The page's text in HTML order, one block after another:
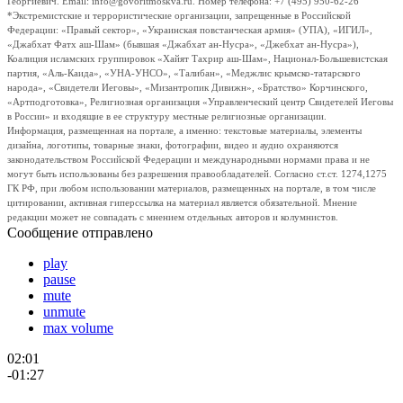
*Экстремистские и террористические организации, запрещенные в Российской
Федерации: «Правый сектор», «Украинская повстанческая армия» (УПА), «ИГИЛ»,
«Джабхат Фатх аш-Шам» (бывшая «Джабхат ан-Нусра», «Джебхат ан-Нусра»),
Коалиция исламских группировок «Хайят Тахрир аш-Шам», Национал-Большевистская
партия, «Аль-Каида», «УНА-УНСО», «Талибан», «Меджлис крымско-татарского
народа», «Свидетели Иеговы», «Мизантропик Дивижн», «Братство» Корчинского,
«Артподготовка», Религиозная организация «Управленческий центр Свидетелей Иеговы
в России» и входящие в ее структуру местные религиозные организации.
Информация, размещенная на портале, а именно: текстовые материалы, элементы
дизайна, логотипы, товарные знаки, фотографии, видео и аудио охраняются
законодательством Российской Федерации и международными нормами права и не
могут быть использованы без разрешения правообладателей. Согласно ст.ст. 1274,1275
ГК РФ, при любом использовании материалов, размещенных на портале, в том числе
цитировании, активная гиперссылка на материал является обязательной. Мнение
редакции может не совпадать с мнением отдельных авторов и колумнистов.
Сообщение отправлено
play
pause
mute
unmute
max volume
02:01
-01:27